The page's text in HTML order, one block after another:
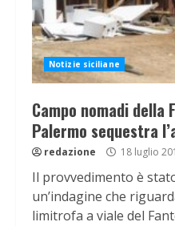
Notizie siciliane
Campo nomadi della
Palermo sequestra
redazione 18 luglio
Il provvedimento è
un’indagine che
limitrofa a viale del